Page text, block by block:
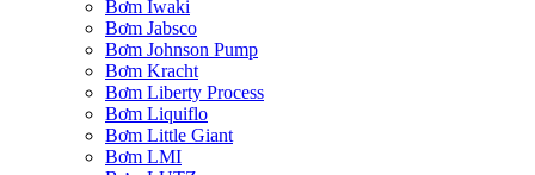
Bơm Iwaki
Bơm Jabsco
Bơm Johnson Pump
Bơm Kracht
Bơm Liberty Process
Bơm Liquiflo
Bơm Little Giant
Bơm LMI